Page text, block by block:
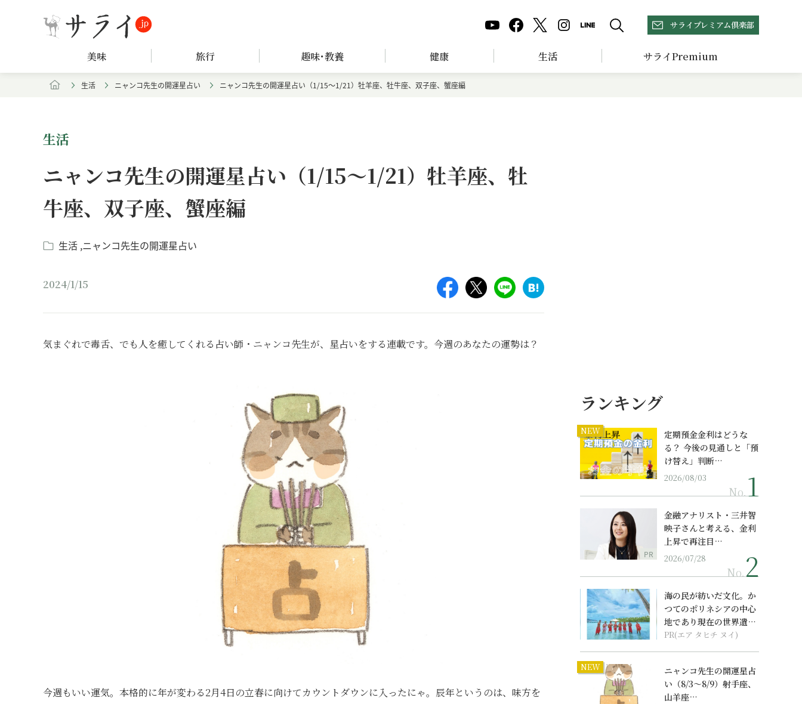
サライプレミアム倶楽部
美味 旅行 趣味･教養 健康 生活 サライPremium
生活 ニャンコ先生の開運星占い ニャンコ先生の開運星占い（1/15～1/21）牡羊座、牡牛座、双子座、蟹座編
生活
ニャンコ先生の開運星占い（1/15～1/21）牡羊座、牡
牛座、双子座、蟹座編
生活 ニャンコ先生の開運星占い
2024/1/15
気まぐれで毒舌、でも人を癒してくれる占い師・ニャンコ先生が、星占いをする連載です。今週のあなたの運勢は？
今週もいい運気。本格的に年が変わる2月4日の立春に向けてカウントダウンに入ったにゃ。辰年というのは、味方を
ランキング
NEW
定期預金金利はどうな
る？ 今後の見通しと「預
け替え」判断…
2026/08/03
No.
PR
金融アナリスト・三井智
映子さんと考える、金利
上昇で再注目…
2026/07/28
No.
海の民が紡いだ文化。か
つてのポリネシアの中心
地であり現在の世界遺産
からみえてくる...
PR(エア タヒチ ヌイ)
NEW
ニャンコ先生の開運星占
い（8/3～8/9）射手座、
山羊座…